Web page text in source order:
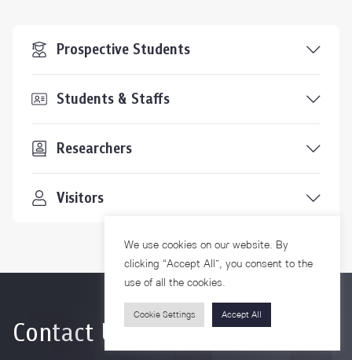
Prospective Students
Students & Staffs
Researchers
Visitors
Contact Us
We use cookies on our website. By
clicking “Accept All”, you consent to the
use of all the cookies.
Cookie Settings Accept All